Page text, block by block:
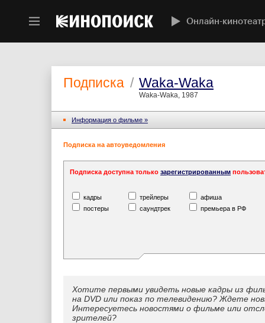
Онлайн-
Подписка / Waka-Waka
Waka-Waka, 1987
Информация o фильме »
Подписка на автоуведомления
Подписка доступна только зарегистрированным
кадры трейлеры
афиша
постеры
саундтрек премьера в РФ
Хотите первыми увидеть новые кадры из
на DVD или показ по телевидению? Ждете
Интересуетесь новостями о фильме или
зрителей?